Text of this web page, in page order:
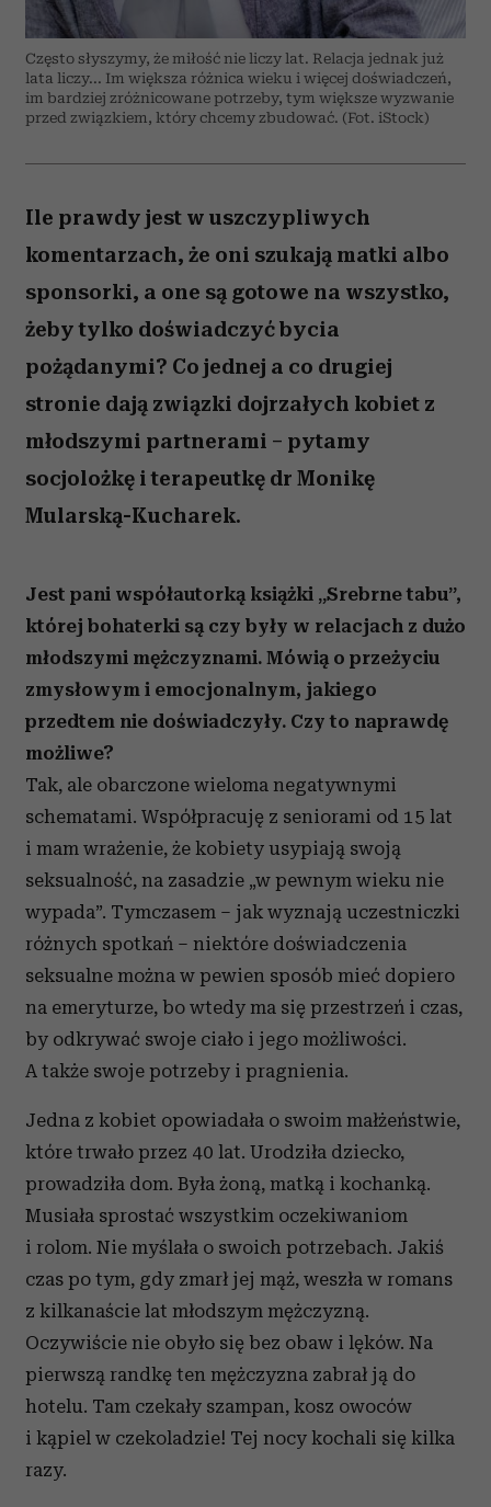
Często słyszymy, że miłość nie liczy lat. Relacja jednak już
lata liczy... Im większa różnica wieku i więcej doświadczeń,
im bardziej zróżnicowane potrzeby, tym większe wyzwanie
przed związkiem, który chcemy zbudować. (Fot. iStock)
Ile prawdy jest w uszczypliwych
komentarzach, że oni szukają matki albo
sponsorki, a one są gotowe na wszystko,
żeby tylko doświadczyć bycia
pożądanymi? Co jednej a co drugiej
stronie dają związki dojrzałych kobiet z
młodszymi partnerami – pytamy
socjolożkę i terapeutkę dr Monikę
Mularską-Kucharek.
Jest pani współautorką książki „Srebrne tabu”,
której bohaterki są czy były w relacjach z dużo
młodszymi mężczyznami. Mówią o przeżyciu
zmysłowym i emocjonalnym, jakiego
przedtem nie doświadczyły. Czy to naprawdę
możliwe?
Tak, ale obarczone wieloma negatywnymi
schematami. Współpracuję z seniorami od 15 lat
i mam wrażenie, że kobiety usypiają swoją
seksualność, na zasadzie „w pewnym wieku nie
wypada”. Tymczasem – jak wyznają uczestniczki
różnych spotkań – niektóre doświadczenia
seksualne można w pewien sposób mieć dopiero
na emeryturze, bo wtedy ma się przestrzeń i czas,
by odkrywać swoje ciało i jego możliwości.
A także swoje potrzeby i pragnienia.
Jedna z kobiet opowiadała o swoim małżeństwie,
które trwało przez 40 lat. Urodziła dziecko,
prowadziła dom. Była żoną, matką i kochanką.
Musiała sprostać wszystkim oczekiwaniom
i rolom. Nie myślała o swoich potrzebach. Jakiś
czas po tym, gdy zmarł jej mąż, weszła w romans
z kilkanaście lat młodszym mężczyzną.
Oczywiście nie obyło się bez obaw i lęków. Na
pierwszą randkę ten mężczyzna zabrał ją do
hotelu. Tam czekały szampan, kosz owoców
i kąpiel w czekoladzie! Tej nocy kochali się kilka
razy.